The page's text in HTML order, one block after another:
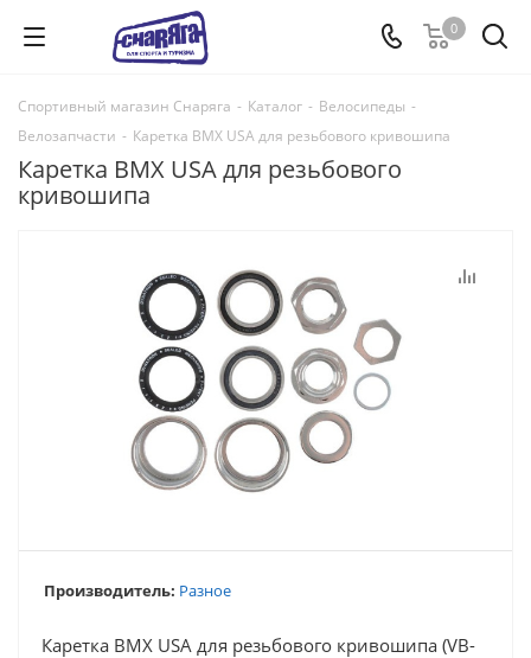
0
Спортивный магазин Снаряга - Каталог - Велосипеды -
Велозапчасти - Каретка BMX USA для резьбового кривошипа
Каретка BMX USA для резьбового
кривошипа
Производитель: Разное
Каретка BMX USA для резьбового кривошипа (VB-